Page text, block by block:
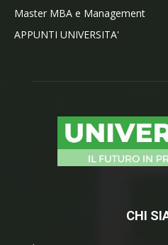
Master MBA e Management
APPUNTI UNIVERSITA'
CHI